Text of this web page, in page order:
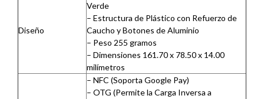
Diseño
Verde
– Estructura de Plástico con Refuerzo de
Caucho y Botones de Aluminio
– Peso 255 gramos
– Dimensiones 161.70 x 78.50 x 14.00
milímetros
– NFC (Soporta Google Pay)
– OTG (Permite la Carga Inversa a